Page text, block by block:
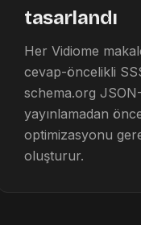
tasarlandı
Her Vidiome
cevap-öncelikli
schema.org
yayınlamadan
optimizasyonu
oluşturur.